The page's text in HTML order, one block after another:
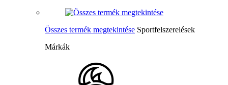
Összes termék megtekintése Sportfelszerelések
Márkák